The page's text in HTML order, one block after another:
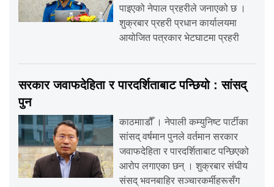
पाइएको नेपाल प्रहरीले जनाएको छ ।
शुक्रबार प्रहरी प्रधान कार्यालयमा
आयोजित पत्रकार भेटघाटमा प्रहरी
सरकार जवाफदेहिता र पारदर्शिताबाट पन्छियो : सांसद्
पुन
काठमााडौँ । नेपाली कम्युनिष्ट पार्टीका
सांसद् वर्षमान पुनले वर्तमान सरकार
जवाफदेहिता र पारदर्शिताबाट पन्छिएको
आरोप लगाएका छन् । शुक्रबार संघीय
संसद् भवनबाहिर सञ्चारकर्मीहरूसँग